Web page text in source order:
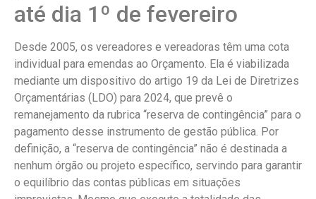
até dia 1º de fevereiro
Desde 2005, os vereadores e vereadoras têm uma cota
individual para emendas ao Orçamento. Ela é viabilizada
mediante um dispositivo do artigo 19 da Lei de Diretrizes
Orçamentárias (LDO) para 2024, que prevê o
remanejamento da rubrica “reserva de contingência” para o
pagamento desse instrumento de gestão pública. Por
definição, a “reserva de contingência” não é destinada a
nenhum órgão ou projeto específico, servindo para garantir
o equilíbrio das contas públicas em situações